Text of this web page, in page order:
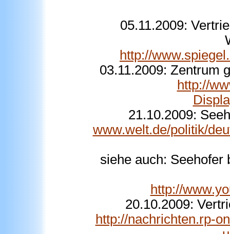
05.11.2009:
http://
03.11.2009: Zentrum
http://
21.10.2009:
www.welt.de/politik/
siehe auch: Seehofer
http://
20.10.2009:
http://nachrichten.rp-